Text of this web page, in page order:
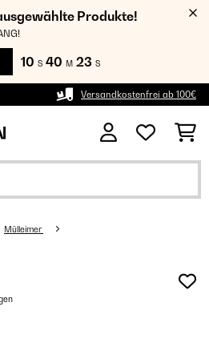
Produkte!
10 S 40 M 23 S
Versandkostenfrei ab 100€
Mülleimer